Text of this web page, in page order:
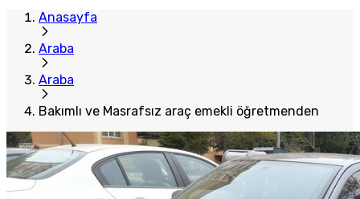
Anasayfa
Araba
Araba
Bakımlı ve Masrafsız araç emekli öğretmenden